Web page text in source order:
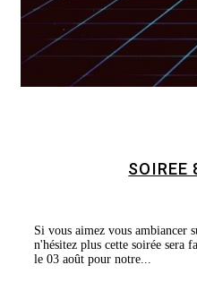
SOIREE
Si vous aimez vous ambiancer
n'hésitez plus cette soirée sera
le 03 août pour notre...